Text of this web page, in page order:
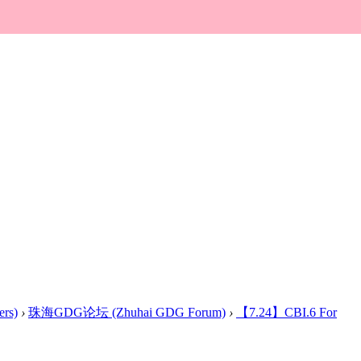
› 珠海GDG论坛 (Zhuhai GDG Forum) ›
【7.24】CBI.6 For